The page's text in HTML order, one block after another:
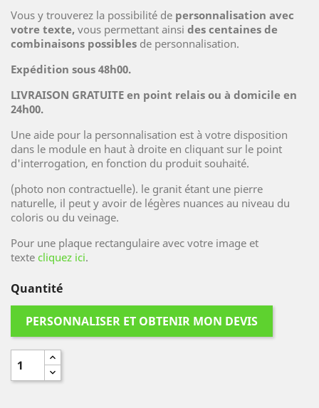
Vous y trouverez la possibilité de personnalisation avec
votre texte, vous permettant ainsi des centaines de
combinaisons possibles de personnalisation.
Expédition sous 48h00.
LIVRAISON GRATUITE en point relais ou à domicile en
24h00.
Une aide pour la personnalisation est à votre disposition
dans le module en haut à droite en cliquant sur le point
d'interrogation, en fonction du produit souhaité.
(photo non contractuelle). le granit étant une pierre
naturelle, il peut y avoir de légères nuances au niveau du
coloris ou du veinage.
Pour une plaque rectangulaire avec votre image et
texte cliquez ici.
Quantité
PERSONNALISER ET OBTENIR MON DEVIS